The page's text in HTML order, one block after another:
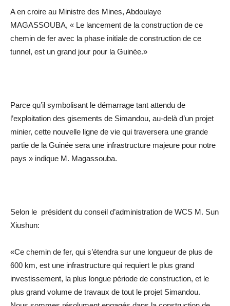
A en croire au Ministre des Mines, Abdoulaye
MAGASSOUBA, « Le lancement de la construction de ce
chemin de fer avec la phase initiale de construction de ce
tunnel, est un grand jour pour la Guinée.»
Parce qu’il symbolisant le démarrage tant attendu de
l’exploitation des gisements de Simandou, au-delà d’un projet
minier, cette nouvelle ligne de vie qui traversera une grande
partie de la Guinée sera une infrastructure majeure pour notre
pays » indique M. Magassouba.
Selon le président du conseil d’administration de WCS M. Sun
Xiushun:
«Ce chemin de fer, qui s’étendra sur une longueur de plus de
600 km, est une infrastructure qui requiert le plus grand
investissement, la plus longue période de construction, et le
plus grand volume de travaux de tout le projet Simandou.